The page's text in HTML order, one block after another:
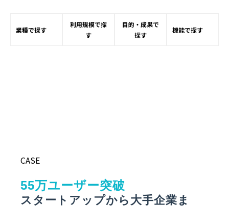
業種で探す
利用規模で探
す
目的・成果で
探す
機能で探す
CASE
55万ユーザー突破
スタートアップから大手企業ま